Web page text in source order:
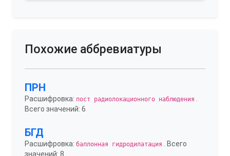
Похожие аббревиатуры
ПРН
Расшифровка: пост радиолокационного наблюдения
Всего значений: 6
БГД
Расшифровка: баллонная гидродилатация
. Всего
значений: 8